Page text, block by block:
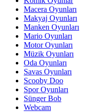
Macera Oyunları
Makyaj Oyunları
Manken Oyunları
Mario Oyunları
Motor Oyunları
Müzik Oyunları
Oda Oyunları
Savas Oyunları
Scooby Doo
Spor Oyunları
Sünger Bob
Webcam